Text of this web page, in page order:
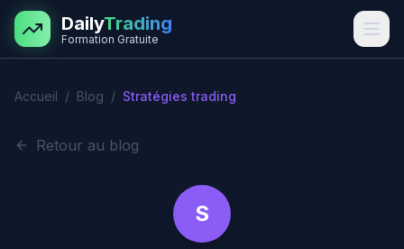
Aller au contenu principal
DailyTrading
Formation Gratuite
Accueil / Blog / Stratégies trading
Retour au blog
S